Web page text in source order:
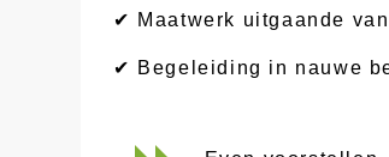
✔ Maatwerk uitgaande
✔ Begeleiding in nauwe